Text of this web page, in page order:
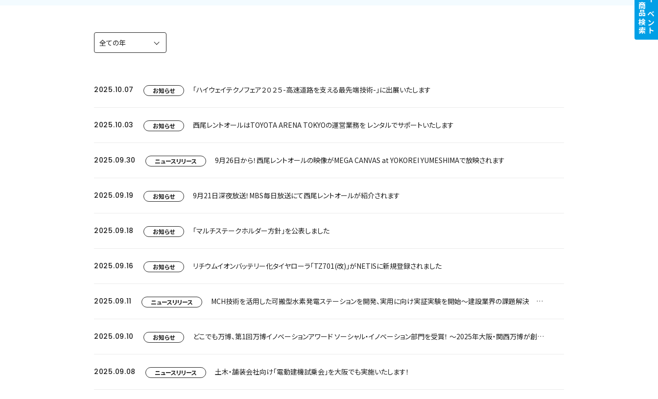
2025.10.07 お知らせ 「ハイウェイテクノフェア２０２５-高速道路を支える最先端技術-」に出展いたします
2025.10.03 お知らせ 西尾レントオールはTOYOTA ARENA TOKYOの運営業務を レンタルでサポートいたします
2025.09.30 ニュースリリース 9月26日から！西尾レントオールの映像がMEGA CANVAS at YOKOREI YUMESHIMAで放映されます
2025.09.19 お知らせ 9月21日深夜放送！MBS毎日放送にて西尾レントオールが紹介されます
2025.09.18 お知らせ 「マルチステークホルダー方針」を公表しました
2025.09.16 お知らせ リチウムイオンバッテリー化タイヤローラ「TZ701(改)」がNETISに新規登録されました
2025.09.11 ニュースリリース MCH技術を活用した可搬型水素発電ステーションを開発、実用に向け実証実験を開始～建設業界の課題解決 現場への電力供給とCO2削減～
2025.09.10 お知らせ どこでも万博、第1回万博イノベーションアワード ソーシャル・イノベーション部門を受賞！ ～2025年大阪・関西万博が創設する初の国際賞、西尾レントオールが特別協賛するプロジェクトが快挙～
2025.09.08 ニュースリリース 土木・舗装会社向け「電動建機試乗会」を大阪でも実施いたします！
イベント
商品検索